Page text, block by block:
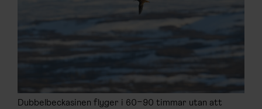
PRENUMERERA PÅ F&F
ANNONSERA I F&F
Dubbelbeckasinen flyger i 60–90 timmar utan att